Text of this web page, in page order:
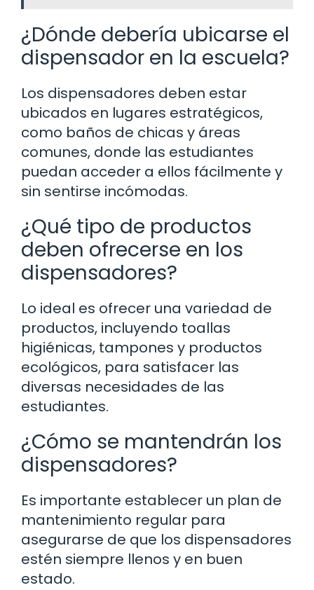
¿Dónde debería ubicarse el
dispensador en la escuela?
Los dispensadores deben estar
ubicados en lugares estratégicos,
como baños de chicas y áreas
comunes, donde las estudiantes
puedan acceder a ellos fácilmente y
sin sentirse incómodas.
¿Qué tipo de productos
deben ofrecerse en los
dispensadores?
Lo ideal es ofrecer una variedad de
productos, incluyendo toallas
higiénicas, tampones y productos
ecológicos, para satisfacer las
diversas necesidades de las
estudiantes.
¿Cómo se mantendrán los
dispensadores?
Es importante establecer un plan de
mantenimiento regular para
asegurarse de que los dispensadores
estén siempre llenos y en buen
estado.